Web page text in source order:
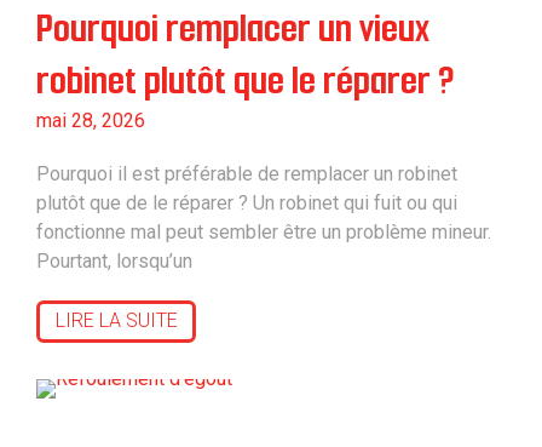
Pourquoi remplacer un vieux
robinet plutôt que le réparer ?
mai 28, 2026
Pourquoi il est préférable de remplacer un robinet
plutôt que de le réparer ? Un robinet qui fuit ou qui
fonctionne mal peut sembler être un problème mineur.
Pourtant, lorsqu’un
LIRE LA SUITE